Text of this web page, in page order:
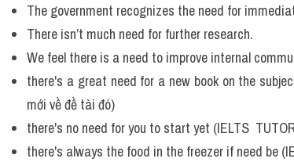
The government recognizes the need for
There isn’t much need for further research.
We feel there is a need to improve internal
there's a great need for a new book on the
mới về đề tài đó)
there's no need for you to start yet (IELTS
there's always the food in the freezer if need be